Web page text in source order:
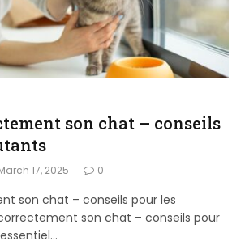
son chat – conseils
17, 2025 0
son chat – conseils pour les
son chat – conseils pour